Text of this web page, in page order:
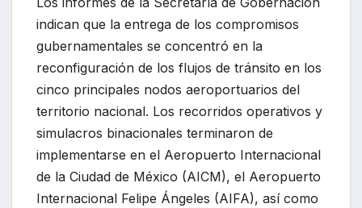
indican que la entrega de los compromisos
gubernamentales se concentró en la
reconfiguración de los flujos de tránsito en los
cinco principales nodos aeroportuarios del
territorio nacional. Los recorridos operativos y
simulacros binacionales terminaron de
implementarse en el Aeropuerto Internacional
de la Ciudad de México (AICM), el Aeropuerto
Internacional Felipe Ángeles (AIFA), así como